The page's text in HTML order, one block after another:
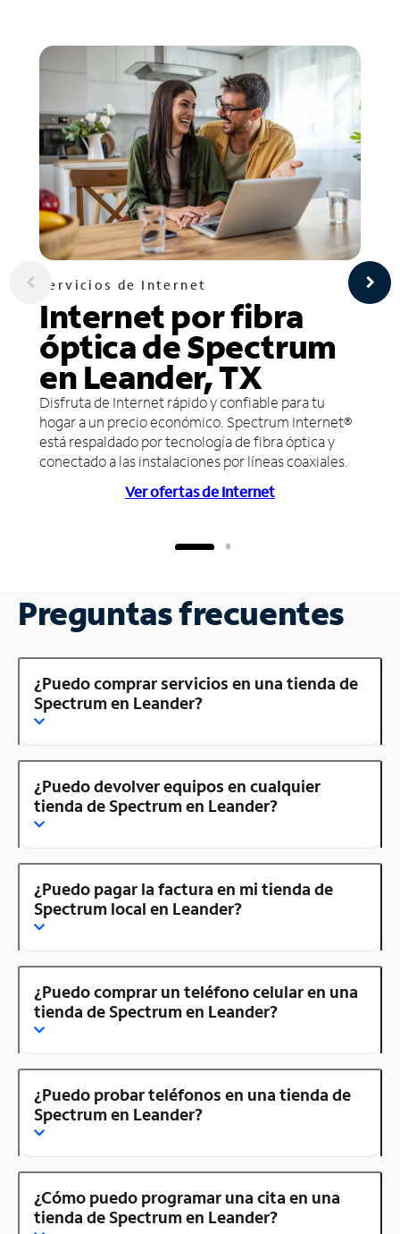
Servicios de Internet
Internet por fibra
óptica de Spectrum
en Leander, TX
Disfruta de Internet rápido y confiable para tu
hogar a un precio económico. Spectrum Internet®
está respaldado por tecnología de fibra óptica y
conectado a las instalaciones por líneas coaxiales.
Ver ofertas de Internet
Preguntas frecuentes
¿Puedo comprar servicios en una tienda de
Spectrum en Leander?
¿Puedo devolver equipos en cualquier
tienda de Spectrum en Leander?
¿Puedo pagar la factura en mi tienda de
Spectrum local en Leander?
¿Puedo comprar un teléfono celular en una
tienda de Spectrum en Leander?
¿Puedo probar teléfonos en una tienda de
Spectrum en Leander?
¿Cómo puedo programar una cita en una
tienda de Spectrum en Leander?